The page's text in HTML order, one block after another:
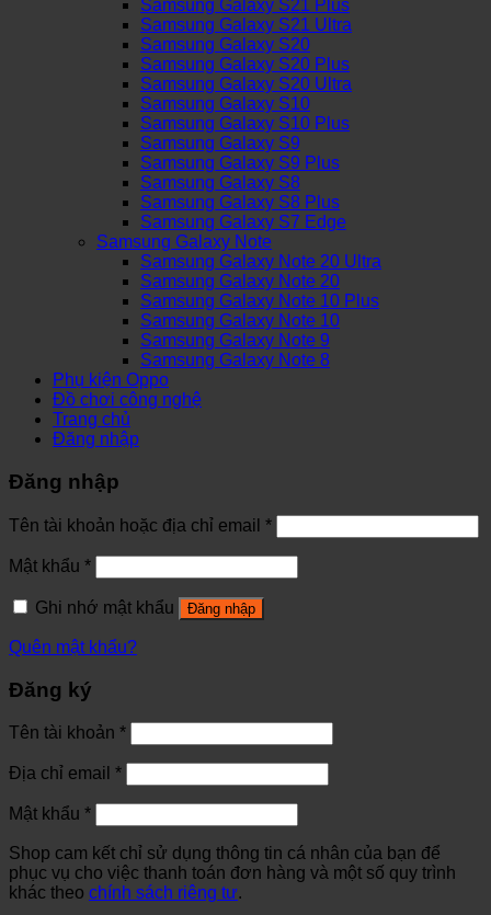
Samsung Galaxy S21 Plus
Samsung Galaxy S21 Ultra
Samsung Galaxy S20
Samsung Galaxy S20 Plus
Samsung Galaxy S20 Ultra
Samsung Galaxy S10
Samsung Galaxy S10 Plus
Samsung Galaxy S9
Samsung Galaxy S9 Plus
Samsung Galaxy S8
Samsung Galaxy S8 Plus
Samsung Galaxy S7 Edge
Samsung Galaxy Note
Samsung Galaxy Note 20 Ultra
Samsung Galaxy Note 20
Samsung Galaxy Note 10 Plus
Samsung Galaxy Note 10
Samsung Galaxy Note 9
Samsung Galaxy Note 8
Phụ kiện Oppo
Đồ chơi công nghệ
Trang chủ
Đăng nhập
Đăng nhập
Tên tài khoản hoặc địa chỉ email *
Mật khẩu *
Ghi nhớ mật khẩu Đăng nhập
Quên mật khẩu?
Đăng ký
Tên tài khoản *
Địa chỉ email *
Mật khẩu *
Shop cam kết chỉ sử dụng thông tin cá nhân của bạn để
phục vụ cho việc thanh toán đơn hàng và một số quy trình
khác theo chính sách riêng tư.